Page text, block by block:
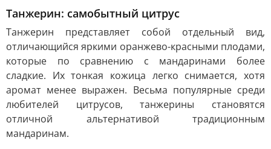
Танжерин: самобытный цитрус
Танжерин представляет собой отдельный вид,
отличающийся яркими оранжево-красными плодами,
которые по сравнению с мандаринами более
сладкие. Их тонкая кожица легко снимается, хотя
аромат менее выражен. Весьма популярные среди
любителей цитрусов, танжерины становятся
отличной альтернативой традиционным
мандаринам.